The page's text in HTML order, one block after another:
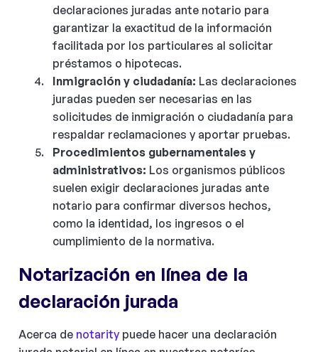
declaraciones juradas ante notario para
garantizar la exactitud de la información
facilitada por los particulares al solicitar
préstamos o hipotecas.
Inmigración y ciudadanía: Las declaraciones
juradas pueden ser necesarias en las
solicitudes de inmigración o ciudadanía para
respaldar reclamaciones y aportar pruebas.
Procedimientos gubernamentales y
administrativos: Los organismos públicos
suelen exigir declaraciones juradas ante
notario para confirmar diversos hechos,
como la identidad, los ingresos o el
cumplimiento de la normativa.
Notarización en línea de la
declaración jurada
Acerca de notarity puede hacer una declaración